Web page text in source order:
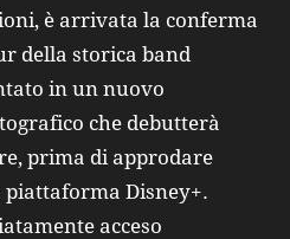
è arrivata la conferma
della storica band
in un nuovo
che debutterà
prima di approdare
piattaforma Disney+.
acceso